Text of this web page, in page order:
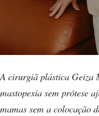
A cirurgiã plástica Geiza
mastopexia sem prótese
mamas sem a colocação